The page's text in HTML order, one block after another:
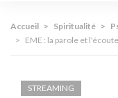
Accueil > Spiritualité >
> EME : la parole et
STREAMING